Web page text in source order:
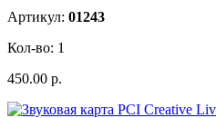
Артикул: 01243
Кол-во: 1
450.00 р.